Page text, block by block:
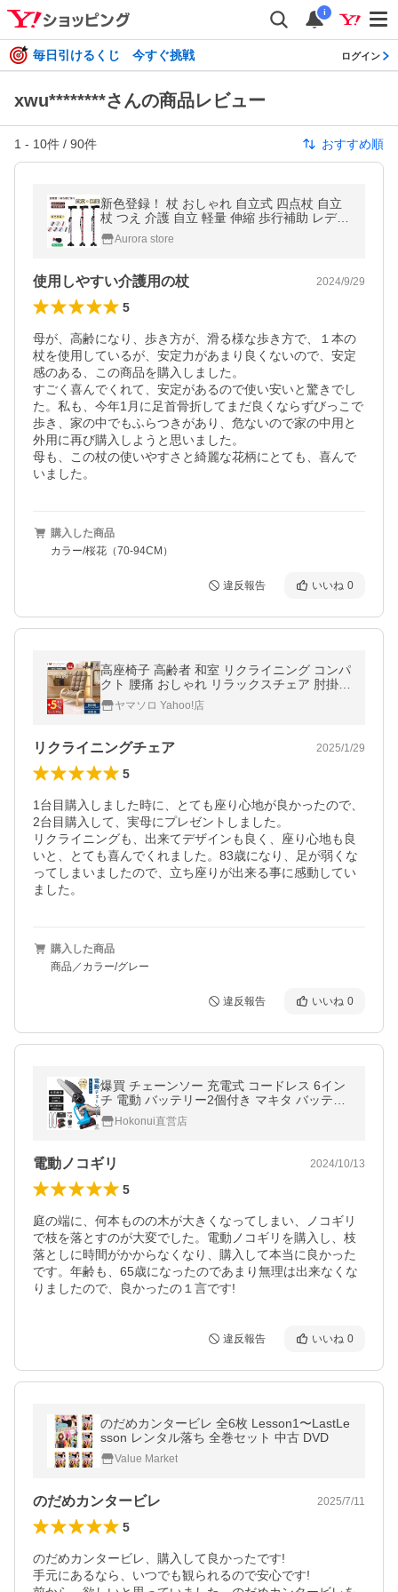
i
毎日引けるくじ 今すぐ挑戦 ログイン
xwu********さんの商品レビュー
1 - 10件 / 90件 おすすめ順
新色登録！ 杖 おしゃれ 自立式 四点杖 自立
杖 つえ 介護 自立 軽量 伸縮 歩行補助 レディ
ース 女性用 敬老の日 誕生日 ギフト ステッ
キ 長さ調節 高齢者 四足杖
Aurora store
使用しやすい介護用の杖 2024/9/29
5
母が、高齢になり、歩き方が、滑る様な歩き方で、１本の
杖を使用しているが、安定力があまり良くないので、安定
感のある、この商品を購入しました。
すごく喜んでくれて、安定があるので使い安いと驚きでし
た。私も、今年1月に足首骨折してまだ良くならずびっこで
歩き、家の中でもふらつきがあり、危ないので家の中用と
外用に再び購入しようと思いました。
母も、この杖の使いやすさと綺麗な花柄にとても、喜んで
いました。
購入した商品
カラー/桜花（70-94CM）
違反報告 いいね 0
高座椅子 高齢者 和室 リクライニング コンパ
クト 腰痛 おしゃれ リラックスチェア 肘掛け
座敷椅子 こたつ 敬老の日 シエル ヤマソロ
ヤマソロ Yahoo!店
リクライニングチェア 2025/1/29
5
1台目購入しました時に、とても座り心地が良かったので、
2台目購入して、実母にプレゼントしました。
リクライニングも、出来てデザインも良く、座り心地も良
いと、とても喜んでくれました。83歳になり、足が弱くな
ってしまいましたので、立ち座りが出来る事に感動してい
ました。
購入した商品
商品／カラー/グレー
違反報告 いいね 0
爆買 チェーンソー 充電式 コードレス 6イン
チ 電動 バッテリー2個付き マキタ バッテリ
ー対応 高枝 家庭用 片手 ハンディチェーンソ
ー Hokonui直営店
電動ノコギリ 2024/10/13
5
庭の端に、何本ものの木が大きくなってしまい、ノコギリ
で枝を落とすのが大変でした。電動ノコギリを購入し、枝
落としに時間がかからなくなり、購入して本当に良かった
です。年齢も、65歳になったのであまり無理は出来なくな
りましたので、良かったの１言です!
違反報告 いいね 0
のだめカンタービレ 全6枚 Lesson1〜LastLe
sson レンタル落ち 全巻セット 中古 DVD
Value Market
のだめカンタービレ 2025/7/11
5
のだめカンタービレ、購入して良かったです!
手元にあるなら、いつでも観られるので安心です!